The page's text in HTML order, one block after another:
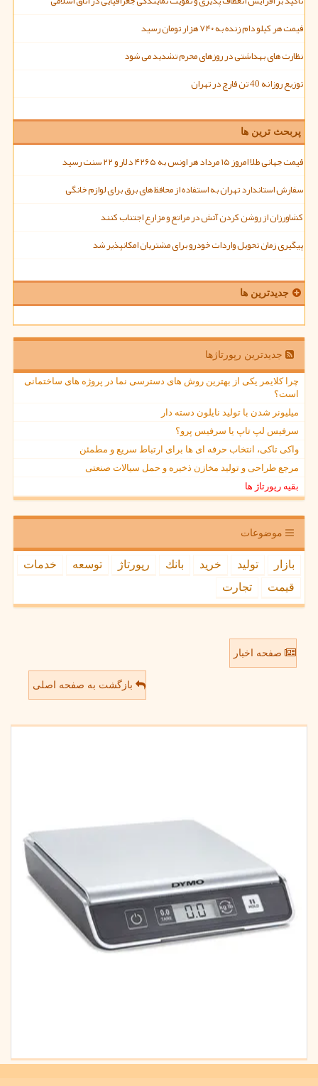
قیمت هر کیلو دام زنده به ۷۴۰ هزار تومان رسید
نظارت های بهداشتی در روزهای محرم تشدید می شود
توزیع روزانه 40 تن قارچ در تهران
پربحث ترین ها
قیمت جهانی طلا امروز ۱۵ مرداد هر اونس به ۴۲۶۵ دلار و ۲۲ سنت رسید
سفارش استاندارد تهران به استفاده از محافظ های برق برای لوازم خانگی
کشاورزان از روشن کردن آتش در مراتع و مزارع اجتناب کنند
پیگیری زمان تحویل واردات خودرو برای مشتریان امکانپذیر شد
جدیدترین ها
جدیدترین رپورتاژها
چرا کلایمر یکی از بهترین روش های دسترسی نما در پروژه های ساختمانی
است؟
میلیونر شدن با تولید نایلون دسته دار
سرفیس لپ تاپ یا سرفیس پرو؟
واکی تاکی، انتخاب حرفه ای ها برای ارتباط سریع و مطمئن
مرجع طراحی و تولید مخازن ذخیره و حمل سیالات صنعتی
بقیه رپورتاژ ها
موضوعات
بازار تولید خرید بانك رپورتاژ توسعه
خدمات
قیمت
تجارت
صفحه اخبار
بازگشت به صفحه اصلی